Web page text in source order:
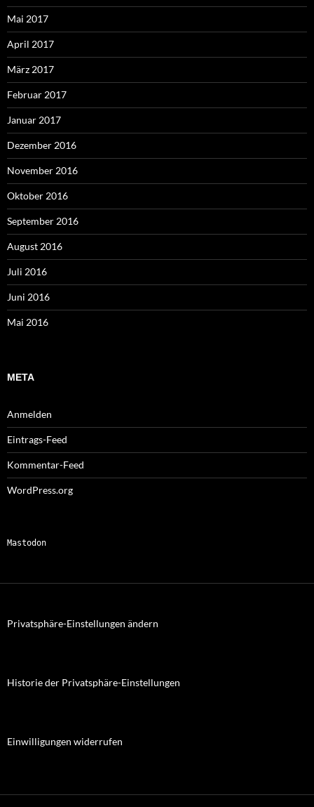
Mai 2017
April 2017
März 2017
Februar 2017
Januar 2017
Dezember 2016
November 2016
Oktober 2016
September 2016
August 2016
Juli 2016
Juni 2016
Mai 2016
META
Anmelden
Eintrags-Feed
Kommentar-Feed
WordPress.org
Mastodon
Privatsphäre-Einstellungen ändern
Historie der Privatsphäre-Einstellungen
Einwilligungen widerrufen